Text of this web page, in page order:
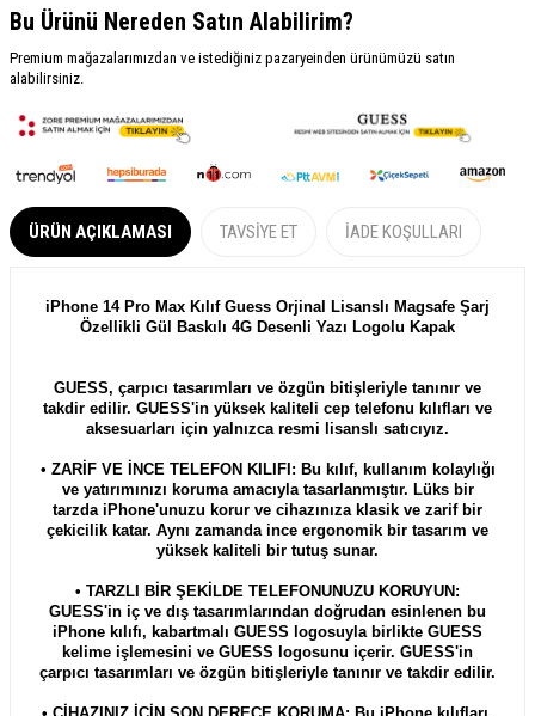
Bu Ürünü Nereden Satın Alabilirim?
Premium mağazalarımızdan ve istediğiniz pazaryeinden ürünümüzü satın
alabilirsiniz.
ÜRÜN AÇIKLAMASI TAVSIYE ET İADE KOŞULLARI
iPhone 14 Pro Max Kılıf Guess Orjinal Lisanslı Magsafe Şarj
Özellikli Gül Baskılı 4G Desenli Yazı Logolu Kapak
GUESS, çarpıcı tasarımları ve özgün bitişleriyle tanınır ve
takdir edilir. GUESS'in yüksek kaliteli cep telefonu kılıfları ve
aksesuarları için yalnızca resmi lisanslı satıcıyız.
• ZARİF VE İNCE TELEFON KILIFI: Bu kılıf, kullanım kolaylığı
ve yatırımınızı koruma amacıyla tasarlanmıştır. Lüks bir
tarzda iPhone'unuzu korur ve cihazınıza klasik ve zarif bir
çekicilik katar. Aynı zamanda ince ergonomik bir tasarım ve
yüksek kaliteli bir tutuş sunar.
• TARZLI BİR ŞEKİLDE TELEFONUNUZU KORUYUN:
GUESS'in iç ve dış tasarımlarından doğrudan esinlenen bu
iPhone kılıfı, kabartmalı GUESS logosuyla birlikte GUESS
kelime işlemesini ve GUESS logosunu içerir. GUESS'in
çarpıcı tasarımları ve özgün bitişleriyle tanınır ve takdir edilir.
• CİHAZINIZ İÇİN SON DERECE KORUMA: Bu iPhone kılıfları,